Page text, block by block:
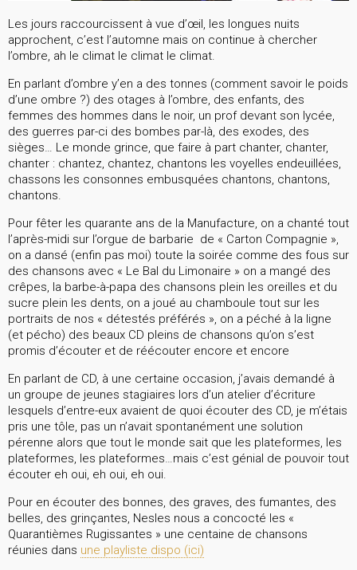
Les jours raccourcissent à vue d’œil, les longues nuits
approchent, c’est l’automne mais on continue à chercher
l’ombre, ah le climat le climat le climat.
En parlant d’ombre y’en a des tonnes (comment savoir le poids
d’une ombre ?) des otages à l’ombre, des enfants, des
femmes des hommes dans le noir, un prof devant son lycée,
des guerres par-ci des bombes par-là, des exodes, des
sièges… Le monde grince, que faire à part chanter, chanter,
chanter : chantez, chantez, chantons les voyelles endeuillées,
chassons les consonnes embusquées chantons, chantons,
chantons.
Pour fêter les quarante ans de la Manufacture, on a chanté tout
l’après-midi sur l’orgue de barbarie de « Carton Compagnie »,
on a dansé (enfin pas moi) toute la soirée comme des fous sur
des chansons avec « Le Bal du Limonaire » on a mangé des
crêpes, la barbe-à-papa des chansons plein les oreilles et du
sucre plein les dents, on a joué au chamboule tout sur les
portraits de nos « détestés préférés », on a péché à la ligne
(et pécho) des beaux CD pleins de chansons qu’on s’est
promis d’écouter et de réécouter encore et encore
En parlant de CD, à une certaine occasion, j’avais demandé à
un groupe de jeunes stagiaires lors d’un atelier d’écriture
lesquels d’entre-eux avaient de quoi écouter des CD, je m’étais
pris une tôle, pas un n’avait spontanément une solution
pérenne alors que tout le monde sait que les plateformes, les
plateformes, les plateformes…mais c’est génial de pouvoir tout
écouter eh oui, eh oui, eh oui.
Pour en écouter des bonnes, des graves, des fumantes, des
belles, des grinçantes, Nesles nous a concocté les «
Quarantièmes Rugissantes » une centaine de chansons
réunies dans une playliste dispo (ici)